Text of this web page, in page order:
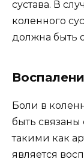
сустава. В
коленного
должна быть
Боли в
быть
такими как
является